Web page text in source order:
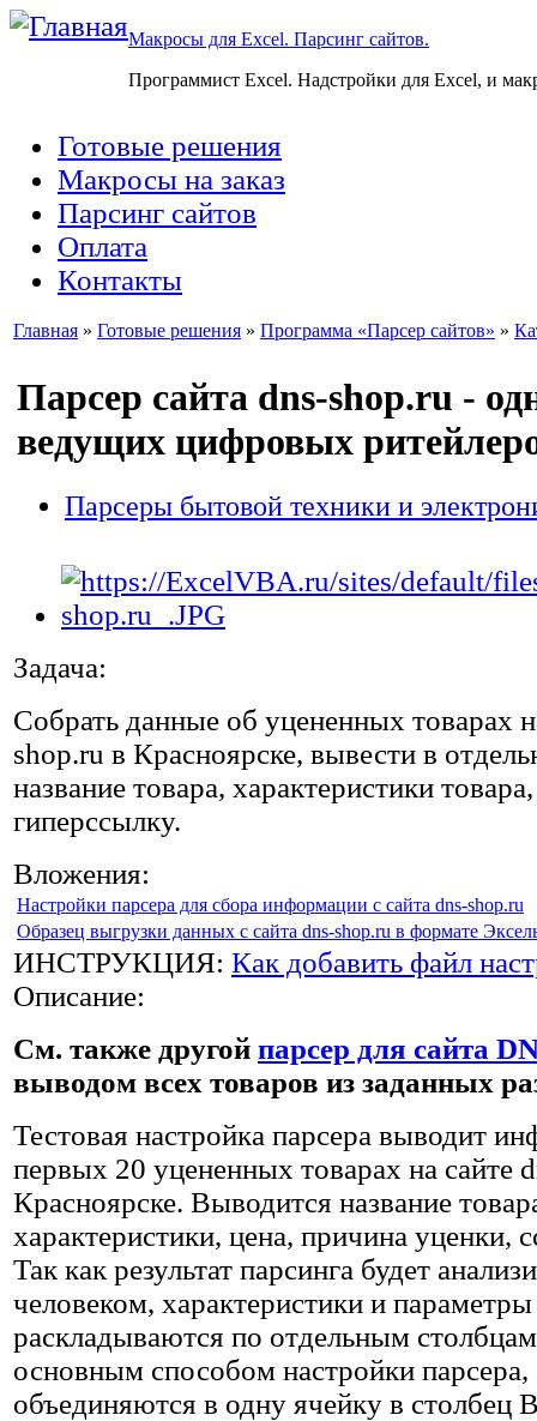
Макросы для Excel. Парсинг сайтов.
Программист Excel. Надстройки для Excel, и
Готовые решения
Макросы на заказ
Парсинг сайтов
Оплата
Контакты
Главная » Готовые решения » Программа «Парсер сайтов» »
Парсер сайта dns-shop.ru -
ведущих цифровых
Парсеры бытовой техники и
Задача:
Собрать данные об уцененных товарах
shop.ru в Красноярске, вывести в
название товара, характеристики
гиперссылку.
Вложения:
Настройки парсера для сбора информации с сайта dns-shop.ru
Образец выгрузки данных с сайта dns-shop.ru в формате
ИНСТРУКЦИЯ: Как добавить файл
Описание:
См. также другой парсер для сайта
выводом всех товаров из заданных
Тестовая настройка парсера выводит
первых 20 уцененных товарах на сайте
Красноярске. Выводится название
характеристики, цена, причина уценки,
Так как результат парсинга будет
человеком, характеристики и параметры
раскладываются по отдельным
основным способом настройки парсера,
объединяются в одну ячейку в столбец